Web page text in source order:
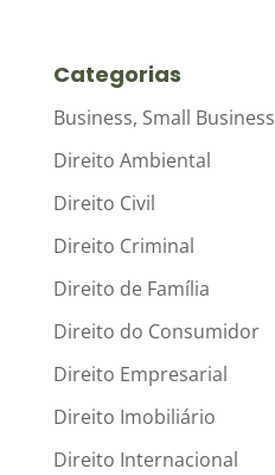
Categorias
Business, Small Business
Direito Ambiental
Direito Civil
Direito Criminal
Direito de Família
Direito do Consumidor
Direito Empresarial
Direito Imobiliário
Direito Internacional